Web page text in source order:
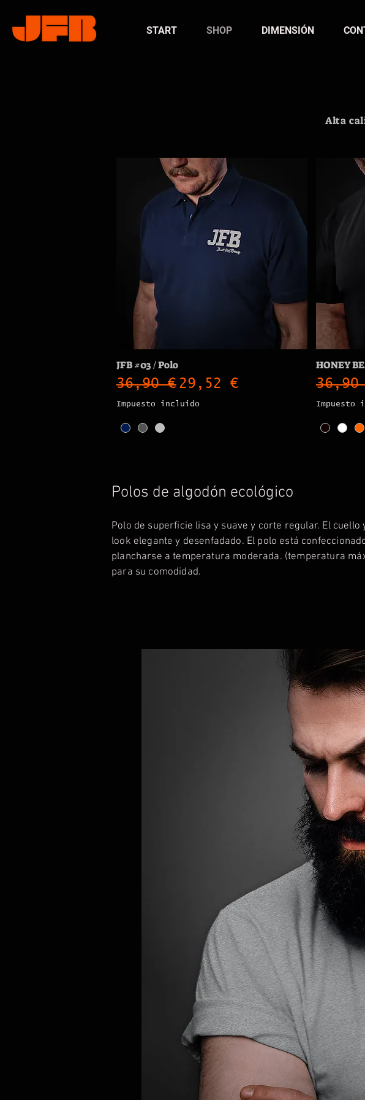
START SHOP DIMENSIÓN
Alta
JFB #03 / Polo
Precio
36,90 € Precio de oferta
29,52 €
Impuesto incluido
HONEY
36,90
Impuesto
Polos de algodón ecológico
Polo de superficie lisa y suave y corte regular. El
look elegante y desenfadado. El polo está
plancharse a temperatura moderada. (temperatura
para su comodidad.